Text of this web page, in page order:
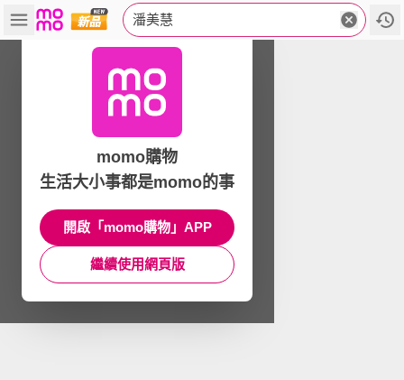
潘美慧
momo購物
生活大小事都是momo的事
開啟「momo購物」APP
繼續使用網頁版